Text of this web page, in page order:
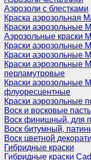
Аэрозоли с блестками
Краска аэрозольная
Краски аэрозольные
Аэрозольные краски
Краски аэрозольные
Краски аэрозольные
Краски аэрозольные
перламутровые
Краски аэрозольные
флуоресцентные
Краски аэрозольные
Воск и восковые
Воск финишный, для
Воск битумный,
Воск цветной
Гибридные краски
Гибридные краски